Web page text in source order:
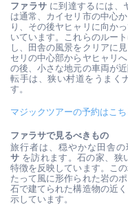
ファラサ に到達するには、
は通常、カイセリ市の中心
り、その後ヤヒャリに向か
いています。これらのルー
し、田舎の風景をクリアに
セリの中心部からヤヒャリ
の後、小さな地元の車両が
転手は、狭い村道をうまく
す。
マジックツアーの予約はこち
ファラサで見るべきもの
旅行者は、穏やかな田舎
サ を訪れます。石の家、狭
特徴を反映しています。こ
たって風に形作られた岩の
石で建てられた構造物の近
示しています。